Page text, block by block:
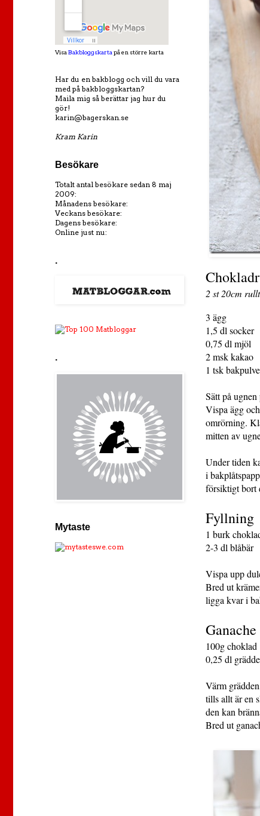
2 st 20cm
3 ägg
1,5 dl socker
0,75 dl mjöl
2 msk kakao
1 tsk
Sätt på
Vispa ägg
omrörning.
mitten av
Under tiden
i
försiktigt bort
Fyllning
1 burk
2-3 dl blåbär
Vispa upp
Bred ut
ligga kvar i
Ganache
100g choklad
0,25 dl grädde
Värm
tills allt är en
den kan
Bred ut
Visa Bakbloggskarta på en större karta
Har du en bakblogg och vill du vara
med på bakbloggskartan?
Maila mig så berättar jag hur du
gör!
karin@bagerskan.se
Kram Karin
Besökare
Totalt antal besökare sedan 8 maj
2009:
Månadens besökare:
Veckans besökare:
Dagens besökare:
Online just nu:
.
.
Mytaste